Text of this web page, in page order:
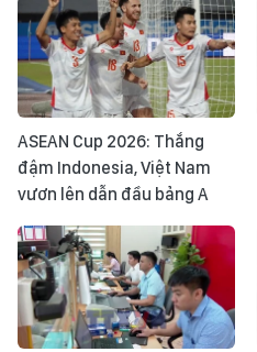
ASEAN Cup 2026: Thắng
đậm Indonesia, Việt Nam
vươn lên dẫn đầu bảng A